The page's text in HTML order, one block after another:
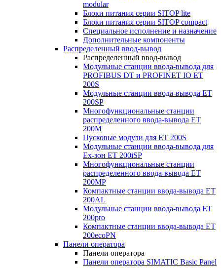
modular
Блоки питания серии SITOP lite
Блоки питания серии SITOP compact
Специальное исполнение и назначение
Дополнительные компоненты
Распределенный ввод-вывод
Распределенный ввод-вывод
Модульные станции ввода-вывода для
PROFIBUS DT и PROFINET IO ET
200S
Модульные станции ввода-вывода ET
200SP
Многофункциональные станции
распределенного ввода-вывода ET
200M
Пусковые модули для ET 200S
Модульные станции ввода-вывода для
Ex-зон ET 200iSP
Многофункциональные станции
распределенного ввода-вывода ET
200MP
Компактные станции ввода-вывода ET
200AL
Модульные станции ввода-вывода ET
200pro
Компактные станции ввода-вывода ET
200ecoPN
Панели оператора
Панели оператора
Панели оператора SIMATIC Basic Panel